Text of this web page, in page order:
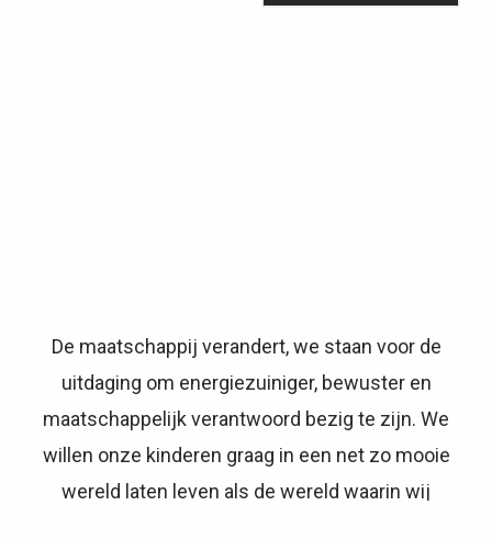
De maatschappij verandert, we staan voor de
uitdaging om energiezuiniger, bewuster en
maatschappelijk verantwoord bezig te zijn. We
willen onze kinderen graag in een net zo mooie
wereld laten leven als de wereld waarin wij